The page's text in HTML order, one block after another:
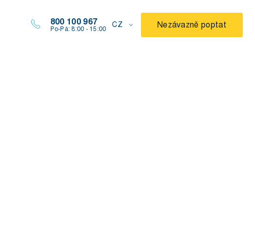
800 100 967
Po-Pá: 8:00 - 15:00 CZ Nezávazně poptat